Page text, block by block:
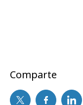
Comparte